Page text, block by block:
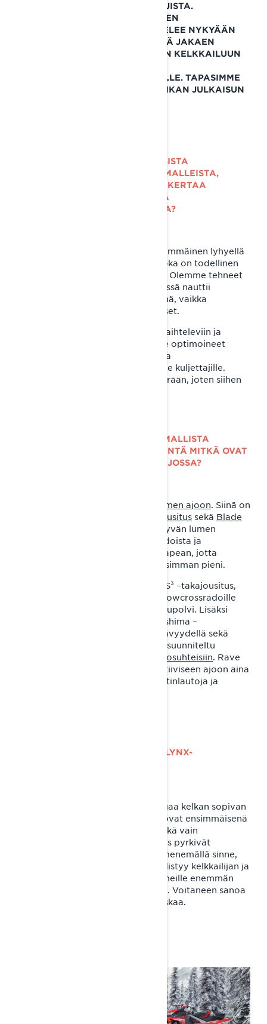
MENESTYNEIMMISTÄ KILPA-AJAJISTA.
SNOWCROSSIN KAKSINKERTAINEN
MAAILMANMESTARI TYÖSKENTELEE NYKYÄÄN
OSANA LYNXIN TUOTEKEHITYSTÄ JAKAEN
OSAAMISTAAN JA INTOHIMOAAN KELKKAILUUN
MOOTTORIKELKKAVALMISTAJALLE. TAPASIMME
JANNEN LYNXIN POHJOIS-AMERIKAN JULKAISUN
HEI JANNE. MITÄ KERTOISIT UUSISTA
BOONDOCKER DS- JA RAVE RE-MALLEISTA,
JOTKA OVAT NYT ENSIMMÄISTÄ KERTAA
SAATAVILLA MYÖS KANADAN JA
YHDYSVALTOJEN MARKKINOILLA?
BoonDocker on markkinoiden ensimmäinen lyhyellä
tunnelilla varustettu kelkkamalli, joka on todellinen
pelinmuuttaja syvän lumen ajossa. Olemme tehneet
BoonDockerista kelkan, jonka selässä nauttii
ajamisesta talven jokaisena päivänä, vaikka
olosuhteet eivät olisikaan täydelliset.
on ikoninen kelkkamalli vaihteleviin ja
rajuihin reittiolosuhteisiin. Olemme optimoineet
kelkan tasapainoon mukavuuden ja
suorituskapasiteetin väliin vaativille kuljettajille.
Rajoja on haettu kerta toisensa perään, joten siihen
MIKÄ TEKEE BOONDOCKER DS-MALLISTA
LOISTAVAN SYVÄÄN LUMEEN – ENTÄ MITKÄ OVAT
RAVE RE:N VAHVUUDET REITTIAJOSSA?
syvän lumen ajoon. Siinä on
PPS² DS+ -takajousitus sekä Blade
. Lisäksi panostimme syvän lumen
suorituskykyyn tekemällä astinlaudoista ja
pohjamuovista mahdollisimman kapean, jotta
kulkuvastus lumessa olisi mahdollisimman pieni.
2022 Rave RE-mallissa on uusi PPS³ –takajousitus,
joka on legendaarisen, alkujaan snowcrossradoille
kehitetyn PPS-telaston kolmas sukupolvi. Lisäksi
kelkassa on huippuluokan KYB Kashima –
iskunvaimentimet laajalla säädettävyydellä sekä
uudet Blade XC+ -sukset, jotka on suunniteltu
reittiolosuhteisiin. Rave
RE:n ergonomia on suunniteltu aktiiviseen ajoon aina
penkkiä, kuljettajan asemointia, astinlautoja ja
MITEN KUVAILISIT TYYPILLISTÄ LYNX-
Lynx-kuski on kova kuski, joka haluaa kelkan sopivan
aktiiviseen ajotyyliin. Lynx-kuskit ovat ensimmäisenä
lumella ja viimeisenä pois sieltä. Eikä vain
päivittäisessä ajossa, vaan he myös pyrkivät
maksimoimaan kauden pituuden menemällä sinne,
missä pääsee ajamaan. Meissä yhdistyy kelkkailijan ja
moottoriurheilijan luonne: laji on meille enemmän
kuin pelkkä vapaa-ajan aktiviteetti. Voitaneen sanoa
että pidämme vakavissamme hauskaa.